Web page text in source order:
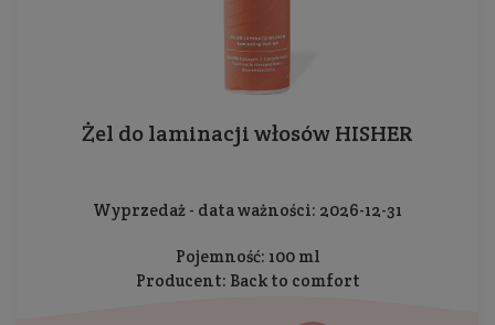
Żel do laminacji włosów HISHER
Wyprzedaż - data ważności: 2026-12-31
Pojemność: 100 ml
Producent: Back to comfort